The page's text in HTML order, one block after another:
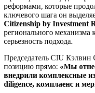
реформами, которые
ключевого шага он
Citizenship by Investment
регионального механизма
серьезность подхода.
Председатель CIU Кэлвин
позицию прямо: «Мы
внедрили комплексные
diligence, комплаенс и